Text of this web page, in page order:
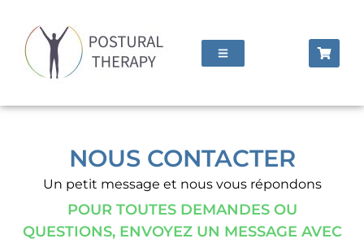
NOUS CONTACTER
Un petit message et nous vous répondons
POUR TOUTES DEMANDES OU
QUESTIONS, ENVOYEZ UN MESSAGE AVEC